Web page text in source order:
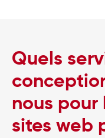
Quels
nous
sites web